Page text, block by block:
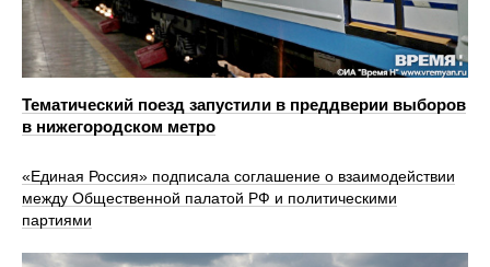
Тематический поезд запустили в преддверии выборов
в нижегородском метро
«Единая Россия» подписала соглашение о взаимодействии
между Общественной палатой РФ и политическими
партиями